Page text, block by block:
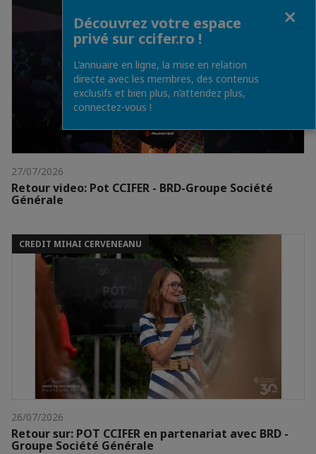
27/07/2026
Retour video: Pot CCIFER - BRD-Groupe Société
Générale
CREDIT MIHAI CERVENEANU
26/07/2026
Retour sur: POT CCIFER en partenariat avec BRD -
Groupe Société Générale
Découvrez votre espace
privé sur ccifer.ro !
L’annuaire en ligne, la mise en relation
directe avec les membres, des contenus
exclusifs et bien plus, n’attendez plus,
connectez-vous !